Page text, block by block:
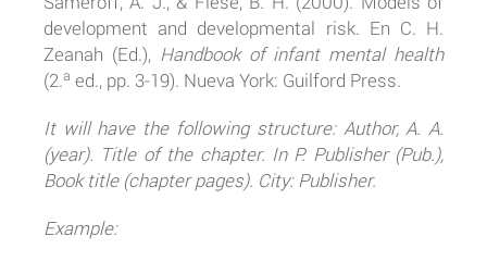
development and developmental risk. En C. H.
Zeanah (Ed.), Handbook of infant mental health
(2.a ed., pp. 3-19). Nueva York: Guilford Press.
It will have the following structure: Author, A. A.
(year). Title of the chapter. In P. Publisher (Pub.),
Book title (chapter pages). City: Publisher.
Example: